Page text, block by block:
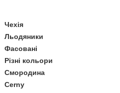
Чехія
Льодяники
Фасовані
Різні кольори
Смородина
Cerny